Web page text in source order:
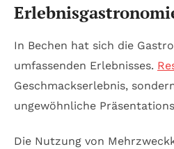
In Bechen hat sich die
umfassenden Erlebnisses.
Geschmackserlebnis,
ungewöhnliche
Die Nutzung von